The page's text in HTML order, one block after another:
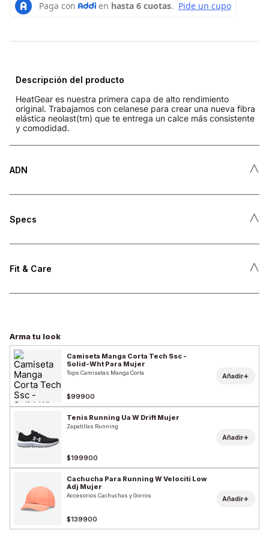
Descripción del producto
HeatGear es nuestra primera capa de alto rendimiento
original. Trabajamos con celanese para crear una nueva fibra
elástica neolast(tm) que te entrega un calce más consistente
y comodidad.
ADN ˄
Specs ˄
Fit & Care ˄
Arma tu look
Camiseta Manga Corta Tech Ssc -
Solid-Wht Para Mujer
Tops Camisetas Manga Corta
$99900
Añadir+
Tenis Running Ua W Drift Mujer
Zapatillas Running
$199900
Añadir+
Cachucha Para Running W Velociti Low
Adj Mujer
Accesorios Cachuchas y Gorros
$139900
Añadir+